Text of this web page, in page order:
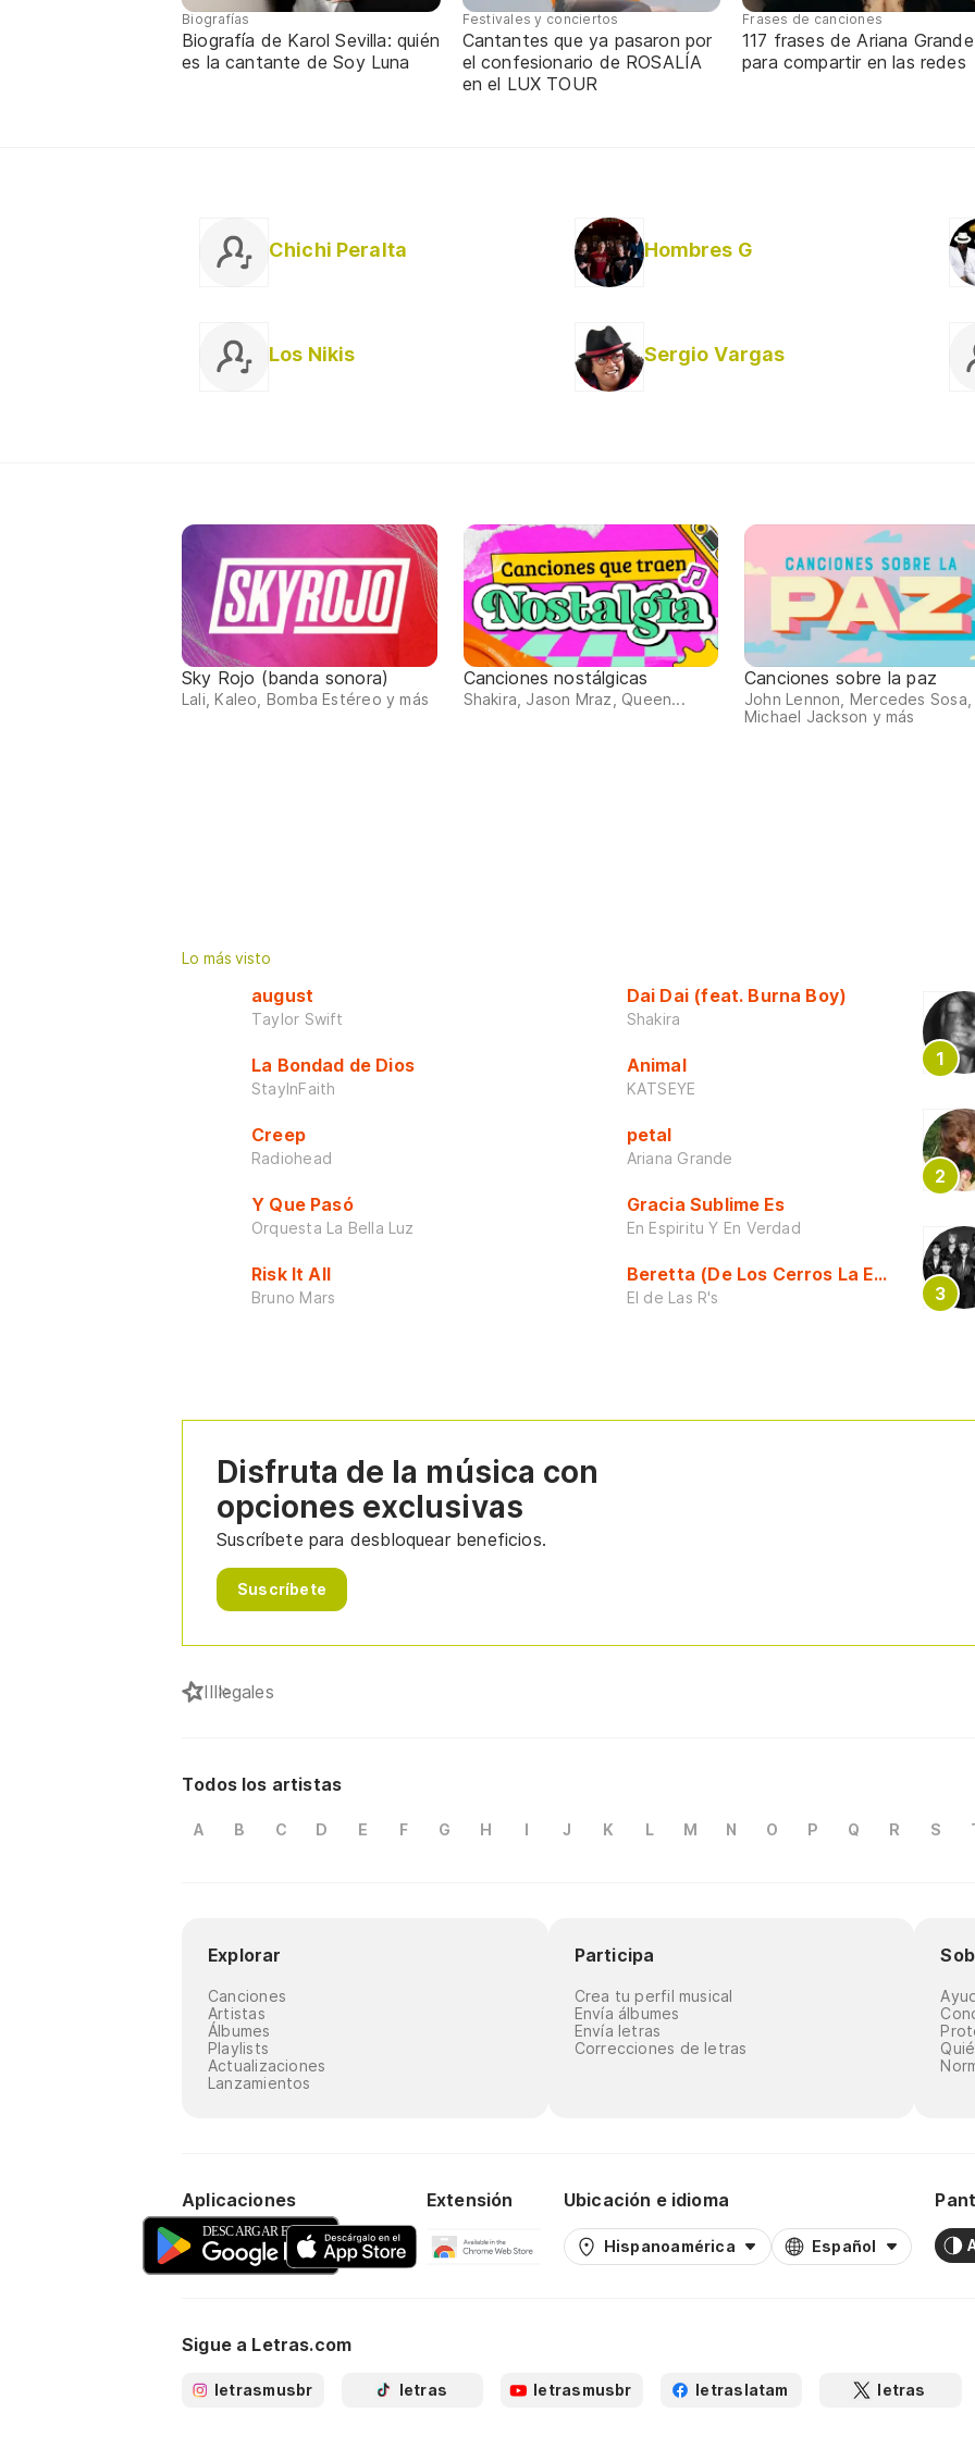
Biografías
Biografía de Karol Sevilla: quién
es la cantante de Soy Luna
Festivales y conciertos
Cantantes que ya pasaron por
el confesionario de ROSALÍA
en el LUX TOUR
Frases de canciones
117 frases de Ariana Grande
para compartir en las redes
Chichi Peralta Hombres G
Los Nikis Sergio Vargas
Sky Rojo (banda sonora)
Lali, Kaleo, Bomba Estéreo y más
Canciones nostálgicas
Shakira, Jason Mraz, Queen...
Canciones sobre la paz
John Lennon, Mercedes Sosa,
Michael Jackson y más
Lo más visto
august
Taylor Swift
La Bondad de Dios
StayInFaith
Creep
Radiohead
Y Que Pasó
Orquesta La Bella Luz
Risk It All
Bruno Mars
Dai Dai (feat. Burna Boy)
Shakira
Animal
KATSEYE
petal
Ariana Grande
Gracia Sublime Es
En Espiritu Y En Verdad
Beretta (De Los Cerros La Escuela)
El de Las R's
Disfruta de la música con
opciones exclusivas
Suscríbete para desbloquear beneficios.
Suscríbete
IIllegales
Todos los artistas
A B C D E F G H I J K L M N O P Q R S
Explorar
Canciones
Artistas
Álbumes
Playlists
Actualizaciones
Lanzamientos
Participa
Crea tu perfil musical
Envía álbumes
Envía letras
Correcciones de letras
Aplicaciones Extensión Ubicación e idioma
Hispanoamérica Español
Sigue a Letras.com
letrasmusbr letras letrasmusbr letraslatam letras